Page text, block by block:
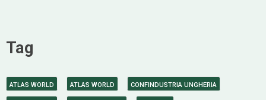
Tag
ATLAS WORLD ATLAS WORLD CONFINDUSTRIA UNGHERIA